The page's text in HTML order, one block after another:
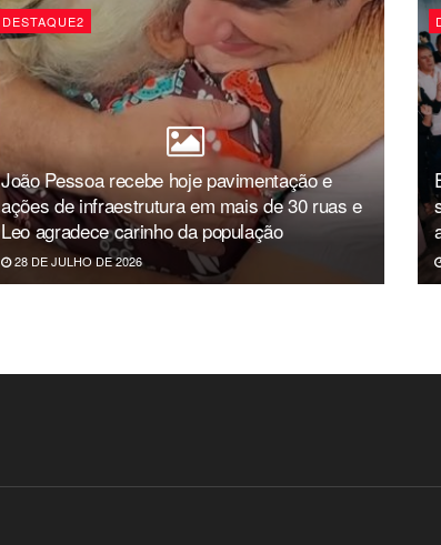
DESTAQUE2
João Pessoa recebe hoje pavimentação e
ações de infraestrutura em mais de 30 ruas e
Leo agradece carinho da população
28 DE JULHO DE 2026